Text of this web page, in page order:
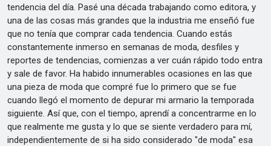
tendencia del día. Pasé una década trabajando como editora, y
una de las cosas más grandes que la industria me enseñó fue
que no tenía que comprar cada tendencia. Cuando estás
constantemente inmerso en semanas de moda, desfiles y
reportes de tendencias, comienzas a ver cuán rápido todo entra
y sale de favor. Ha habido innumerables ocasiones en las que
una pieza de moda que compré fue lo primero que se fue
cuando llegó el momento de depurar mi armario la temporada
siguiente. Así que, con el tiempo, aprendí a concentrarme en lo
que realmente me gusta y lo que se siente verdadero para mí,
independientemente de si ha sido considerado "de moda" esa